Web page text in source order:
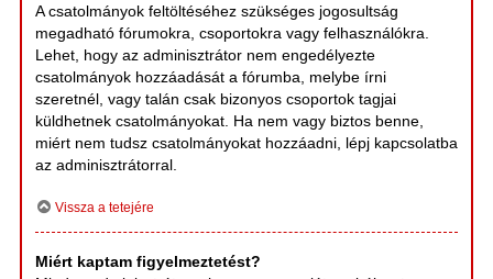
A csatolmányok feltöltéséhez szükséges jogosultság
megadható fórumokra, csoportokra vagy felhasználókra.
Lehet, hogy az adminisztrátor nem engedélyezte
csatolmányok hozzáadását a fórumba, melybe írni
szeretnél, vagy talán csak bizonyos csoportok tagjai
küldhetnek csatolmányokat. Ha nem vagy biztos benne,
miért nem tudsz csatolmányokat hozzáadni, lépj kapcsolatba
az adminisztrátorral.
Vissza a tetejére
Miért kaptam figyelmeztetést?